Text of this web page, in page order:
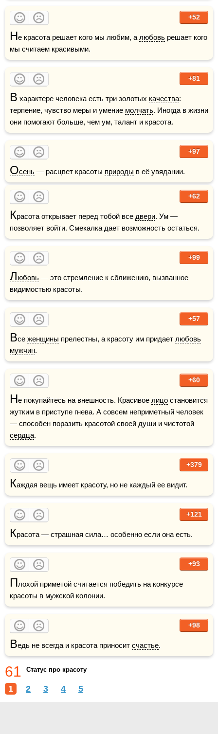
+52
Не красота решает кого мы любим, а любовь решает кого
мы считаем красивыми.
+81
В характере человека есть три золотых качества:
терпение, чувство меры и умение молчать. Иногда в жизни
они помогают больше, чем ум, талант и красота.
+97
Осень — расцвет красоты природы в её увядании.
+62
Красота открывает перед тобой все двери. Ум —
позволяет войти. Смекалка дает возможность остаться.
+99
Любовь — это стремление к сближению, вызванное
видимостью красоты.
+57
Все женщины прелестны, а красоту им придает любовь
мужчин.
+60
Не покупайтесь на внешность. Красивое лицо становится
жутким в приступе гнева. А совсем неприметный человек
сердца.
+379
Каждая вещь имеет красоту, но не каждый ее видит.
+121
Красота — страшная сила… особенно если она есть.
+93
Плохой приметой считается победить на конкурсе
красоты в мужской колонии.
+98
Ведь не всегда и красота приносит счастье.
61 Статус про красоту
1 2 3 4 5